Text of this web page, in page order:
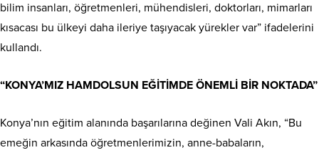
bilim insanları, öğretmenleri, mühendisleri, doktorları, mimarları
kısacası bu ülkeyi daha ileriye taşıyacak yürekler var” ifadelerini
kullandı.
“KONYA’MIZ HAMDOLSUN EĞİTİMDE ÖNEMLİ BİR NOKTADA”
Konya’nın eğitim alanında başarılarına değinen Vali Akın, “Bu
emeğin arkasında öğretmenlerimizin, anne-babaların,